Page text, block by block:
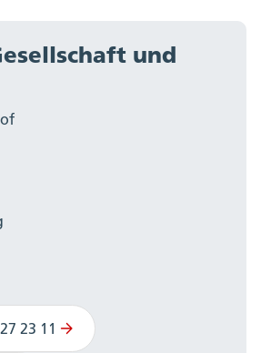
und
23 11